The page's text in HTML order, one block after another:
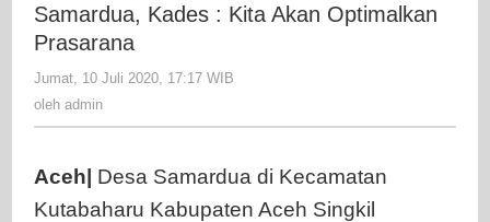
Akan
Samardua, Kades : Kita Akan Optimalkan
Prasarana
Jumat, 10 Juli 2020, 17:17 WIB
oleh admin
Aceh| Desa Samardua di Kecamatan
Kutabaharu Kabupaten Aceh Singkil